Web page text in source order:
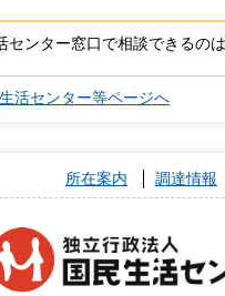
センター窓口で相談できるの
活センター等ページへ
所在案内 調達情報